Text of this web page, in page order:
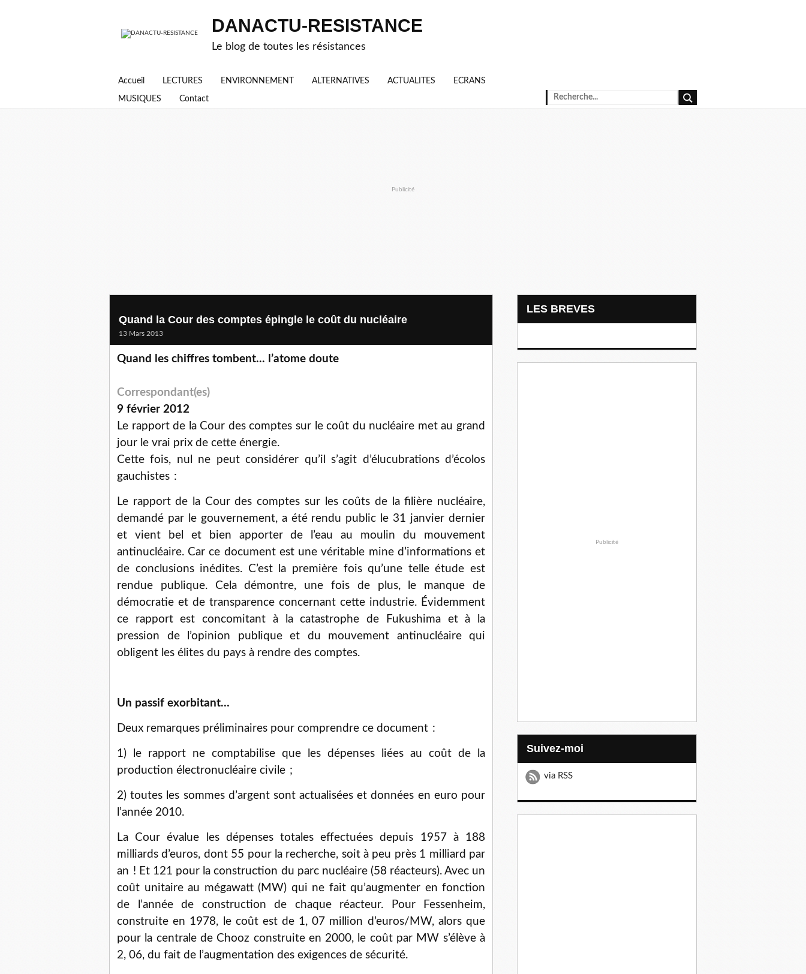
DANACTU-RESISTANCE
Le blog de toutes les résistances
Accueil LECTURES ENVIRONNEMENT ALTERNATIVES ACTUALITES ECRANS
MUSIQUES Contact
Publicité
Quand la Cour des comptes épingle le coût du nucléaire
13 Mars 2013
Quand les chiffres tombent... l’atome doute
Correspondant(es)
9 février 2012
Le rapport de la Cour des comptes sur le coût du nucléaire met au grand
jour le vrai prix de cette énergie.
Cette fois, nul ne peut considérer qu’il s’agit d’élucubrations d’écolos
gauchistes :
Le rapport de la Cour des comptes sur les coûts de la filière nucléaire,
demandé par le gouvernement, a été rendu public le 31 janvier dernier
et vient bel et bien apporter de l’eau au moulin du mouvement
antinucléaire. Car ce document est une véritable mine d’informations et
de conclusions inédites. C’est la première fois qu’une telle étude est
rendue publique. Cela démontre, une fois de plus, le manque de
démocratie et de transparence concernant cette industrie. Évidemment
ce rapport est concomitant à la catastrophe de Fukushima et à la
pression de l’opinion publique et du mouvement antinucléaire qui
obligent les élites du pays à rendre des comptes.
Un passif exorbitant…
Deux remarques préliminaires pour comprendre ce document :
1) le rapport ne comptabilise que les dépenses liées au coût de la
production électronucléaire civile ;
2) toutes les sommes d’argent sont actualisées et données en euro pour
l’année 2010.
La Cour évalue les dépenses totales effectuées depuis 1957 à 188
milliards d’euros, dont 55 pour la recherche, soit à peu près 1 milliard par
an ! Et 121 pour la construction du parc nucléaire (58 réacteurs). Avec un
coût unitaire au mégawatt (MW) qui ne fait qu’augmenter en fonction
de l’année de construction de chaque réacteur. Pour Fessenheim,
construite en 1978, le coût est de 1, 07 million d’euros/MW, alors que
pour la centrale de Chooz construite en 2000, le coût par MW s’élève à
2, 06, du fait de l’augmentation des exigences de sécurité.
LES BREVES
Publicité
Suivez-moi
via RSS